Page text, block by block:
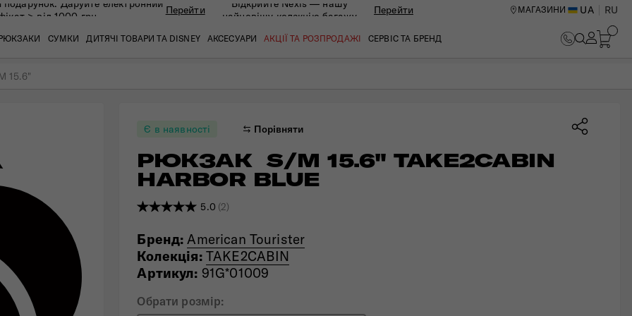
подарунок. Даруйте eлектронний
> від 1000 грн
Перейти
Відкрийте Nexis — нашу
найновішу колекцію багажу
Перейти МАГАЗИНИ UA RU
СУМКИ ДИТЯЧІ ТОВАРИ ТА DISNEY АКСЕСУАРИ АКЦІЇ ТА РОЗПРОДАЖІ СЕРВІС ТА БРЕНД
СЕРВІСНИЙ ЦЕНТР В КИЄВІ
15.6"
Є в наявності Порівняти
РЮКЗАК  S/M 15.6" TAKE2CABIN
HARBOR BLUE
5.0 (2)
Бренд:American Tourister
Колекція: TAKE2CABIN
Артикул: 91G*01009
Обрати розмір: